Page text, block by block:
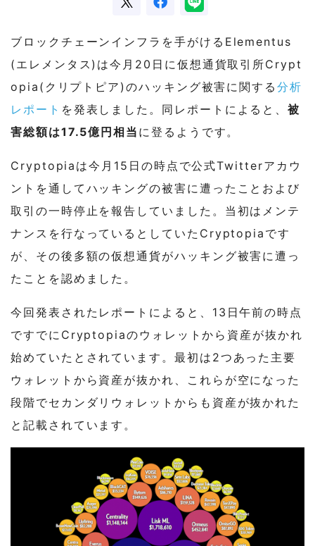
ブロックチェーンインフラを手がけるElementus
(エレメンタス)は今月20日に仮想通貨取引所Crypt
opia(クリプトピア)のハッキング被害に関する分析
レポート を発表しました。同レポートによると、被
害総額は17.5億円相当 に登るようです。
Cryptopiaは今月15日の時点で公式Twitterアカウ
ントを通してハッキングの被害に遭ったことおよび
取引の一時停止を報告していました。当初はメンテ
ナンスを行なっているとしていたCryptopiaです
が、その後多額の仮想通貨がハッキング被害に遭っ
たことを認めました。
今回発表されたレポートによると、13日午前の時点
ですでにCryptopiaのウォレットから資産が抜かれ
始めていたとされています。最初は2つあった主要
ウォレットから資産が抜かれ、これらが空になった
段階でセカンダリウォレットからも資産が抜かれた
と記載されています。